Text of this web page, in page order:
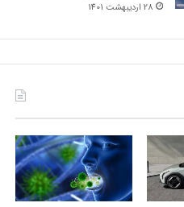
28 اردیبهشت 1401